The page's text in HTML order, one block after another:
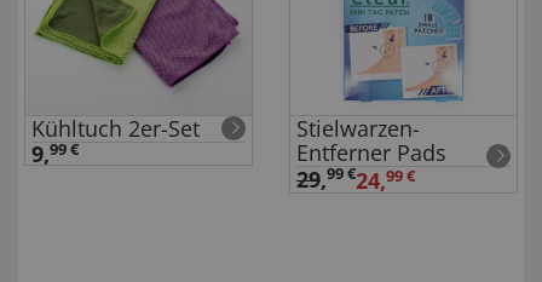
Kühltuch 2er-Set
9,99 €
Stielwarzen-
Entferner Pads
29,99 €24,99 €